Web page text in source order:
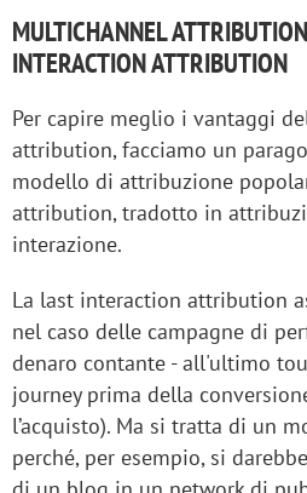
MULTICHANNEL
INTERACTION ATTRIBUTION
Per capire meglio i vantaggi
attribution, facciamo un
modello di attribuzione
attribution, tradotto in
interazione.
La last interaction attribution
nel caso delle campagne di
denaro contante - all'ultimo
journey prima della
l’acquisto). Ma si tratta di un
perché, per esempio, si